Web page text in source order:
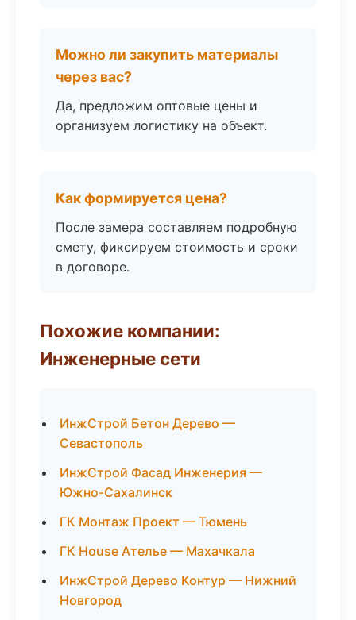
Можно ли закупить материалы
через вас?
Да, предложим оптовые цены и
организуем логистику на объект.
Как формируется цена?
После замера составляем подробную
смету, фиксируем стоимость и сроки
в договоре.
Похожие компании:
Инженерные сети
ИнжСтрой Бетон Дерево —
Севастополь
ИнжСтрой Фасад Инженерия —
Южно-Сахалинск
ГК Монтаж Проект — Тюмень
ГК House Ателье — Махачкала
ИнжСтрой Дерево Контур — Нижний
Новгород